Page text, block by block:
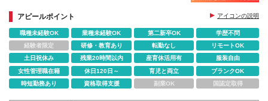
12h◆土日祝休み
アピールポイント アイコンの説明
職種未経験OK 業種未経験OK 第二新卒OK
学歴不問
経験者限定
研修・教育あり 転勤なし
リモートOK
土日祝休み
残業20時間以内 産育休活用有
服装自由
女性管理職在籍
休日120日～ 育児と両立
ブランクOK
時短勤務あり
資格取得支援 副業OK 国認定取得